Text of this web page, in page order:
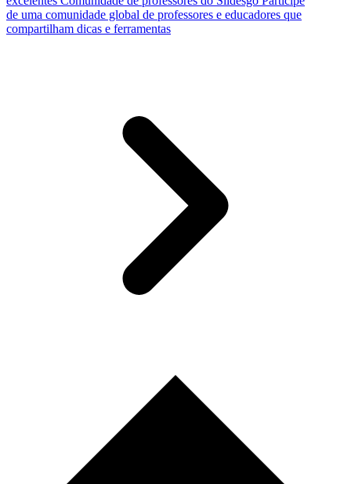
de uma comunidade global de professores e educadores que
compartilham dicas e ferramentas